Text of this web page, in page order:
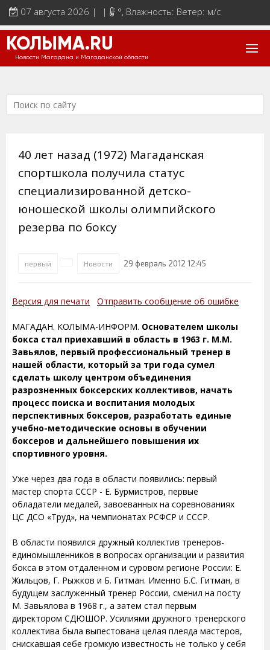
07 августа 2026 | | °, Влажность: Ветер: м/с
КОЛЫМА.RU
Новости Магадана и Магаданской области
40 лет назад (1972) Магаданская
спортшкола получила статус
специализированной детско-
юношеской школы олимпийского
резерва по боксу
первый Новости 29 февраль 2012 12:45
Версия для печати Отправить сообщение об ошибке
МАГАДАН. КОЛЫМА-ИНФОРМ. Основателем школы
бокса стал приехавший в область в 1963 г. М.М.
Завьялов, первый профессиональный тренер в
нашей области, который за три года сумел
сделать школу центром объединения
разрозненных боксерских коллективов, начать
процесс поиска и воспитания молодых
перспективных боксеров, разработать единые
учебно-методические основы в обучении
боксеров и дальнейшего повышения их
спортивного уровня.
Уже через два года в области появились: первый
мастер спорта СССР - Е. Бурмистров, первые
обладатели медалей, завоеванных на соревнованиях
ЦС ДСО «Труд», на чемпионатах РСФСР и СССР.
В области появился дружный коллектив тренеров-
единомышленников в вопросах организации и развития
бокса в этом отдаленном и суровом регионе России: Е.
Жильцов, Г. Рыжков и Б. Гитман. Именно Б.С. Гитман, в
будущем заслуженный тренер России, сменил на посту
М. Завьялова в 1968 г., а затем стал первым
директором СДЮШОР. Усилиями дружного тренерского
коллектива была выпестована целая плеяда мастеров,
снискавшая себе громкую известность не только у себя